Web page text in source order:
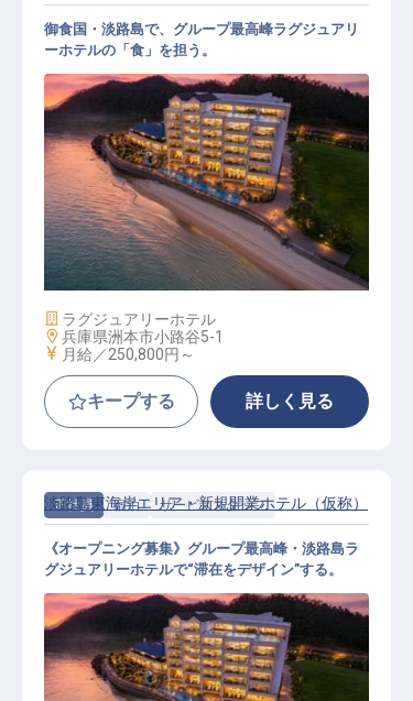
調理スタッフ（日本料理）｜2027年
1月開業／島外出身者用社宅あり／
月給25万～
御食国・淡路島で、グループ最高峰ラグジュアリ
ーホテルの「食」を担う。
施設業態
ラグジュアリーホテル
勤務地
兵庫県洲本市小路谷5-1
給与
月給／250,800円～
キープする 詳しく見る
正社員 宿泊 サービススタッフ
淡路島東海岸エリア・新規開業ホテル（仮称）
《オープニング募集》グループ最高峰・淡路島ラ
グジュアリーホテルで“滞在をデザイン”する。